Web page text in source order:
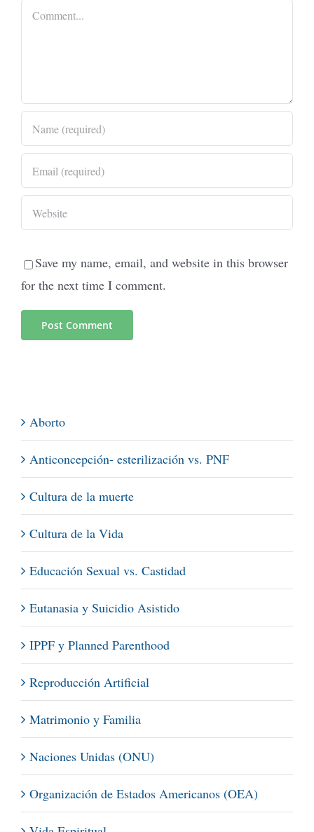
Comment
Save my name, email, and website in this browser
for the next time I comment.
Aborto
Anticoncepción- esterilización vs. PNF
Cultura de la muerte
Cultura de la Vida
Educación Sexual vs. Castidad
Eutanasia y Suicidio Asistido
IPPF y Planned Parenthood
Reproducción Artificial
Matrimonio y Familia
Naciones Unidas (ONU)
Organización de Estados Americanos (OEA)